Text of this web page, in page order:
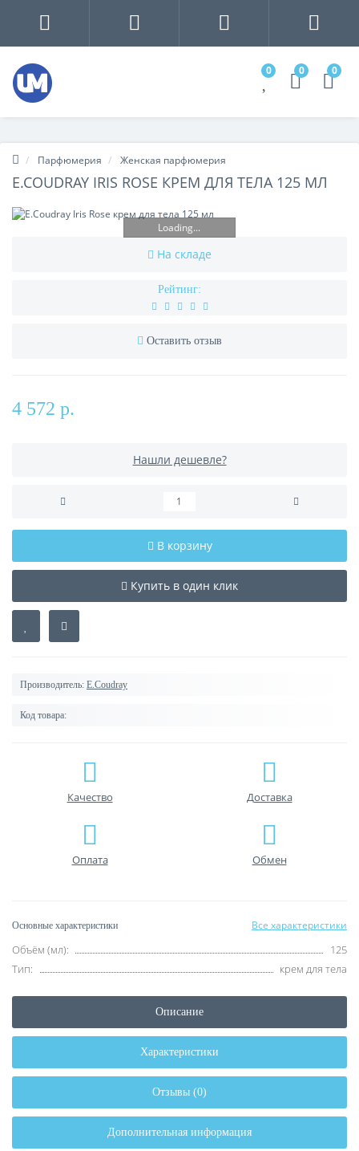
0 0 0
Парфюмерия Женская парфюмерия
E.COUDRAY IRIS ROSE КРЕМ ДЛЯ ТЕЛА 125 МЛ
Loading...
На складе
Рейтинг:
Оставить отзыв
4 572 р.
Нашли дешевле?
В корзину
Купить в один клик
Производитель: E.Coudray
Код товара:
Качество Доставка
Оплата Обмен
Основные характеристики Все характеристики
Объём (мл):
125
Тип:
крем для тела
Описание
Характеристики
Отзывы (0)
Дополнительная информация